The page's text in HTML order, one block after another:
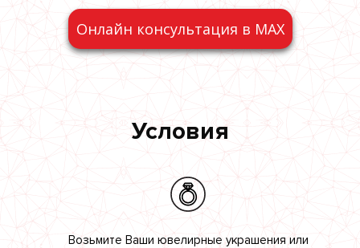
Онлайн консультация в MAX
Условия
Возьмите Ваши ювелирные украшения или